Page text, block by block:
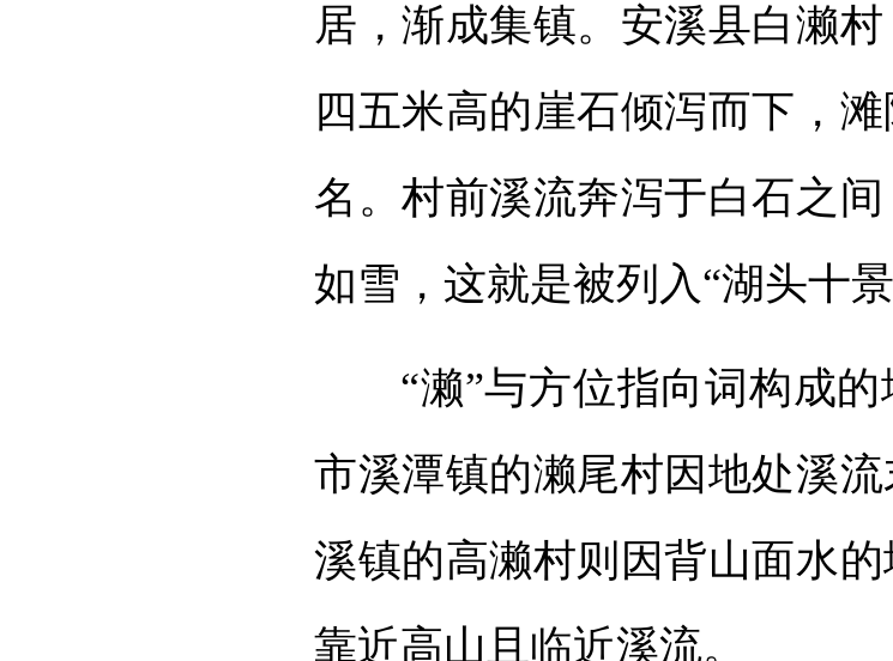
居，渐成集镇。安溪县白濑
四五米高的崖石倾泻而下，
名。村前溪流奔泻于白石之
如雪，这就是被列入“湖头十景
“濑”与方位指向词构成
市溪潭镇的濑尾村因地处溪
溪镇的高濑村则因背山面水
靠近高山且临近溪流。